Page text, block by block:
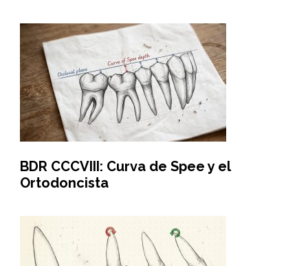
BDR CCCVIII: Curva de Spee y el
Ortodoncista